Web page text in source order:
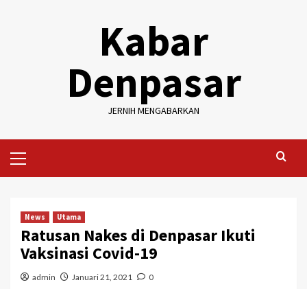
Kabar
Denpasar
JERNIH MENGABARKAN
Menu
News Utama
Ratusan Nakes di Denpasar Ikuti
Vaksinasi Covid-19
admin Januari 21, 2021 0